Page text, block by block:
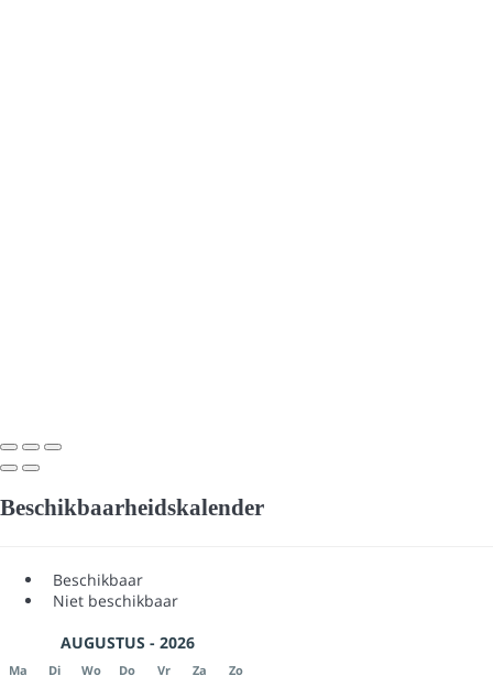
Beschikbaarheidskalender
Beschikbaar
Niet beschikbaar
AUGUSTUS - 2026
Ma Di Wo Do Vr Za Zo